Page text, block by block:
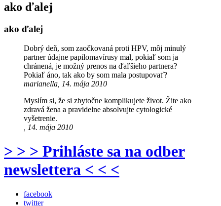
ako ďalej
ako ďalej
Dobrý deň, som zaočkovaná proti HPV, môj minulý
partner údajne papilomavírusy mal, pokiaľ som ja
chránená, je možný prenos na ďaľšieho partnera?
Pokiaľ áno, tak ako by som mala postupovať?
marianella, 14. mája 2010
Myslím si, že si zbytočne komplikujete život. Žite ako
zdravá žena a pravidelne absolvujte cytologické
vyšetrenie.
, 14. mája 2010
> > > Prihláste sa na odber
newslettera < < <
facebook
twitter